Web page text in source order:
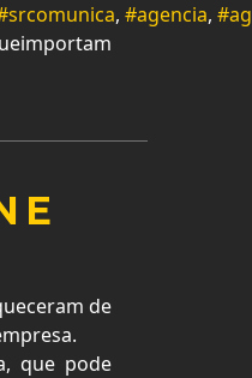
, #agencia,
de
que pode